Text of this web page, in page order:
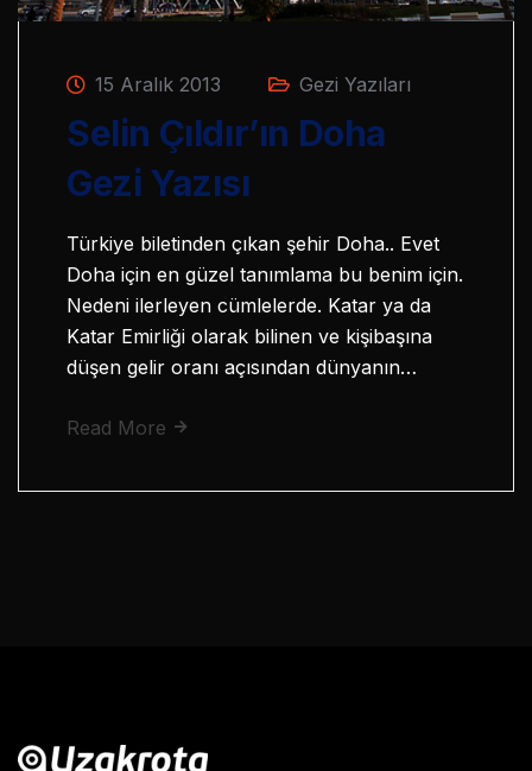
15 Aralık 2013 Gezi Yazıları
Selin Çıldır’ın Doha
Gezi Yazısı
Türkiye biletinden çıkan şehir Doha.. Evet
Doha için en güzel tanımlama bu benim için.
Nedeni ilerleyen cümlelerde. Katar ya da
Katar Emirliği olarak bilinen ve kişibaşına
düşen gelir oranı açısından dünyanın…
Read More